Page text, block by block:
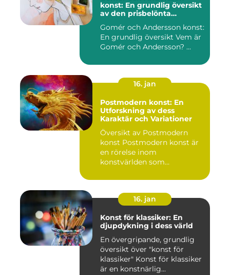
konst: En grundlig översikt
av den prisbelönta
Gomér och Andersson konst:
En grundlig översikt Vem är
Gomér och Andersson? ...
16. jan
Postmodern konst: En
Utforskning av dess
Karaktär och Variationer
Översikt av Postmodern
konst Postmodern konst är
en rörelse inom
konstvärlden som
16. jan
Konst för klassiker: En
djupdykning i dess värld
En övergripande, grundlig
översikt över "konst för
klassiker" Konst för klassiker
är en konstnärlig...